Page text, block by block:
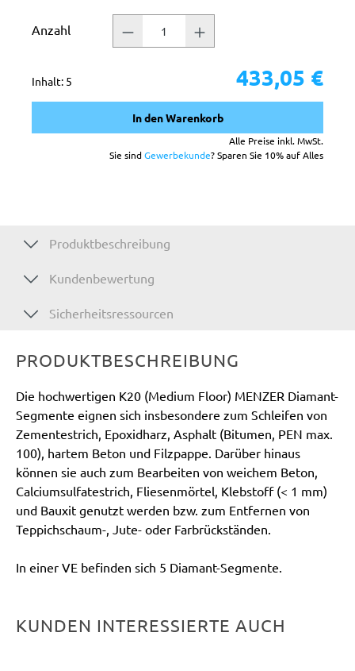
Anzahl
Inhalt: 5 433,05 €
In den Warenkorb
Alle Preise inkl. MwSt.
Sie sindGewerbekunde? Sparen Sie 10% auf Alles
Produktbeschreibung
Kundenbewertung
Sicherheitsressourcen
PRODUKTBESCHREIBUNG
Die hochwertigen K20 (Medium Floor) MENZER Diamant-
Segmente eignen sich insbesondere zum Schleifen von
Zementestrich, Epoxidharz, Asphalt (Bitumen, PEN max.
100), hartem Beton und Filzpappe. Darüber hinaus
können sie auch zum Bearbeiten von weichem Beton,
Calciumsulfatestrich, Fliesenmörtel, Klebstoff (< 1 mm)
und Bauxit genutzt werden bzw. zum Entfernen von
Teppichschaum-, Jute- oder Farbrückständen.
In einer VE befinden sich 5 Diamant-Segmente.
KUNDEN INTERESSIERTE AUCH